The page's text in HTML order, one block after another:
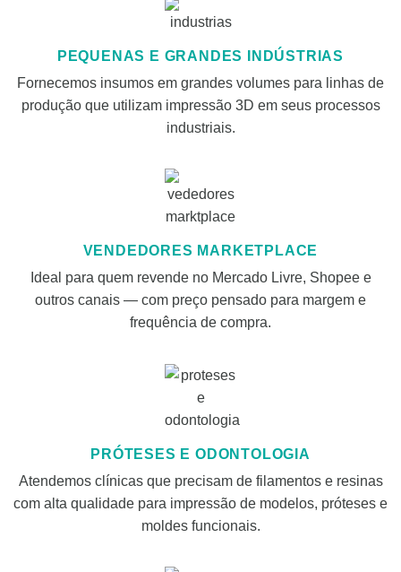
PEQUENAS E GRANDES INDÚSTRIAS
Fornecemos insumos em grandes volumes para linhas de
produção que utilizam impressão 3D em seus processos
industriais.
VENDEDORES MARKETPLACE
Ideal para quem revende no Mercado Livre, Shopee e
outros canais — com preço pensado para margem e
frequência de compra.
PRÓTESES E ODONTOLOGIA
Atendemos clínicas que precisam de filamentos e resinas
com alta qualidade para impressão de modelos, próteses e
moldes funcionais.